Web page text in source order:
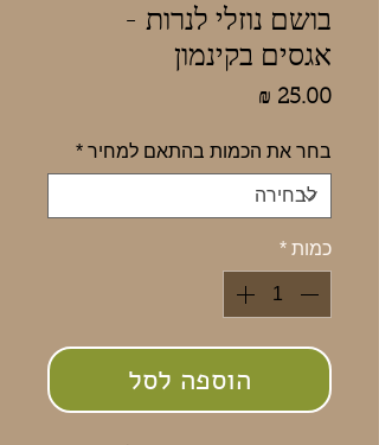
בושם נוזלי לנרות -
אגסים בקינמון
בחר את הכמות בהתאם למחיר *
כמות *
הוספה לסל